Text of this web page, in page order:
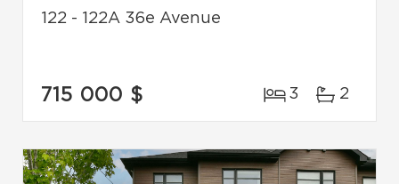
122 - 122A 36e Avenue
715 000 $ 3 2